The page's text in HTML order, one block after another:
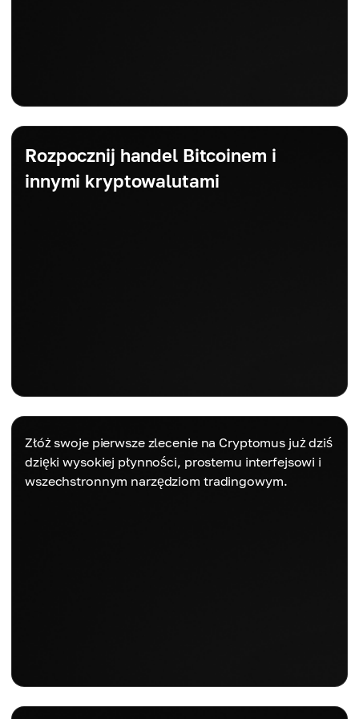
Rozpocznij handel Bitcoinem i
innymi kryptowalutami
Złóż swoje pierwsze zlecenie na Cryptomus już dziś
dzięki wysokiej płynności, prostemu interfejsowi i
wszechstronnym narzędziom tradingowym.